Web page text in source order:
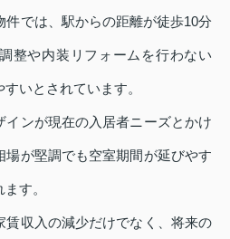
件では、駅からの距離が徒歩10分
整や内装リフォームを行わない
いとされています。
ンが現在の入居者ニーズとかけ
が堅調でも空室期間が延びやす
す。
賃収入の減少だけでなく、将来の